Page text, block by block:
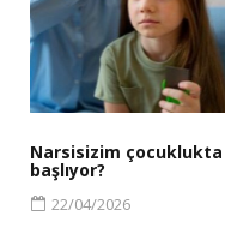
Narsisizim çocuklukta
başlıyor?
22/04/2026